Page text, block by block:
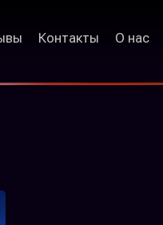
Контакты О нас